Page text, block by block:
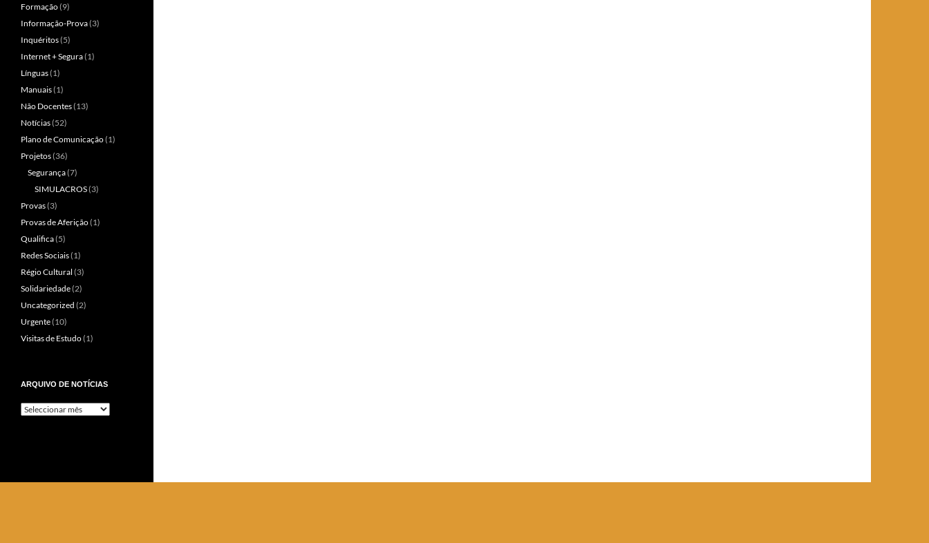
Formação(9)
Informação-Prova(3)
Inquéritos(5)
Internet + Segura(1)
Línguas(1)
Manuais(1)
Não Docentes(13)
Notícias(52)
Plano de Comunicação(1)
Projetos(36)
Segurança(7)
SIMULACROS(3)
Provas(3)
Provas de Aferição(1)
Qualifica(5)
Redes Sociais(1)
Régio Cultural (3)
Solidariedade(2)
Uncategorized (2)
Urgente(10)
Visitas de Estudo(1)
ARQUIVO DE NOTÍCIAS
Arquivo